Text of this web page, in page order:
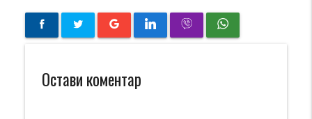
Остави коментар